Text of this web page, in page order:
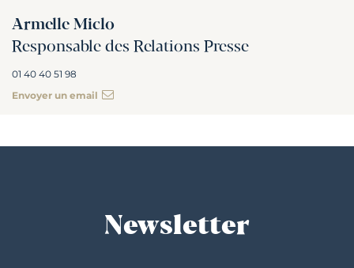
Armelle Miclo
Responsable des Relations Presse
01 40 40 51 98
Envoyer un email
Newsletter